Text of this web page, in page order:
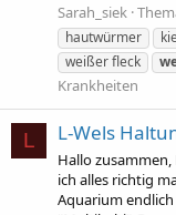
Sarah_siek
hautwürmer
weißer fleck
Krankheiten
L L-Wels
Hallo
ich alles richtig
Aquarium